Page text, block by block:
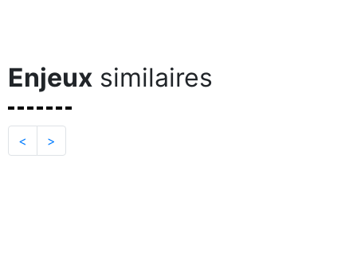
Enjeux similaires
< >